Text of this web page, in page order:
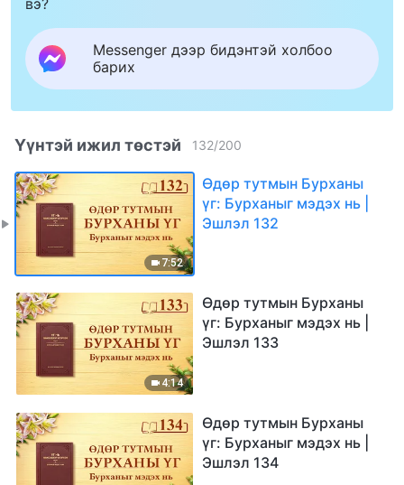
Messenger дээр бидэнтэй холбоо
барих
Үүнтэй ижил төстэй 132/200
7:52
Өдөр тутмын Бурханы
үг: Бурханыг мэдэх нь |
Эшлэл 132
4:14
Өдөр тутмын Бурханы
үг: Бурханыг мэдэх нь |
Эшлэл 133
Өдөр тутмын Бурханы
үг: Бурханыг мэдэх нь |
Эшлэл 134